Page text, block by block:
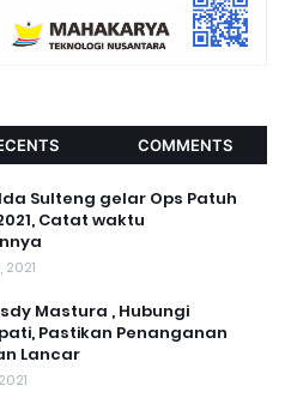
COMMENTS
Sulteng gelar Ops Patuh
Catat waktu
2021
Mastura , Hubungi
Pastikan Penanganan
Lancar